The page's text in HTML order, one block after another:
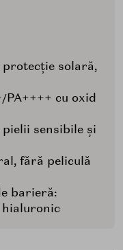
protecție solară,
PA++++ cu oxid
sensibile și
fără peliculă
barieră:
hialuronic